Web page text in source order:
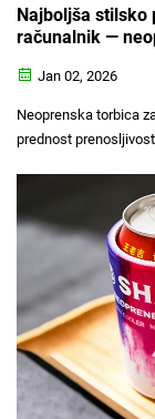
Najboljša stilsko
računalnik —
Jan 02, 2026
Neoprenska torbica
prednost
večino študentov,
poklicnih opravljavcev